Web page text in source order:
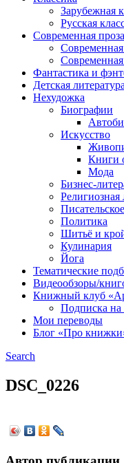
Зарубежная
Русская
Современная проза
Современная
Современная
Фантастика и
Детская литература
Нехудожка
Биографии
Искусство
Книги
Мода
Бизнес-
Религиозная
Политика
Шитьё и
Кулинария
Йога
Тематические
Видеообзоры/
Книжный клуб
Подписка
Мои переводы
Блог «Про
Search
DSC_0226